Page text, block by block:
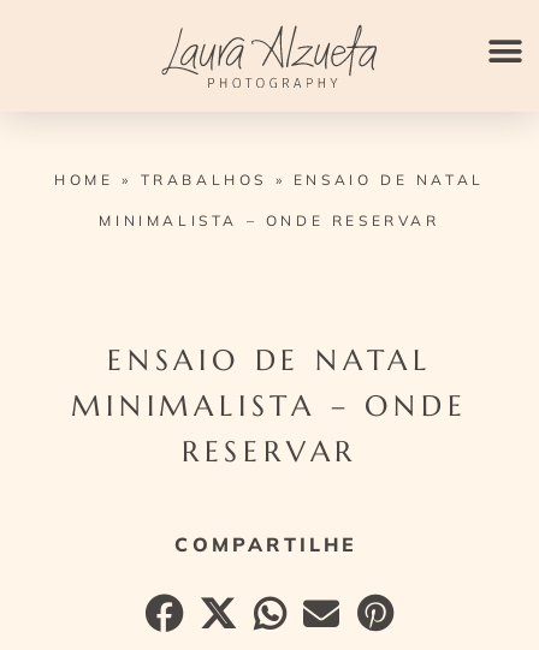
HOME » TRABALHOS » ENSAIO DE NATAL
MINIMALISTA – ONDE RESERVAR
ENSAIO DE NATAL
MINIMALISTA – ONDE
RESERVAR